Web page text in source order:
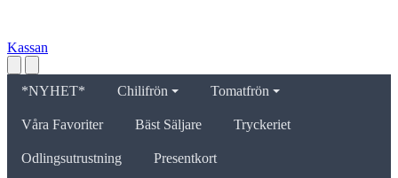
Kassan
*NYHET* Chilifrön Tomatfrön
Våra Favoriter Bäst Säljare Tryckeriet
Odlingsutrustning Presentkort